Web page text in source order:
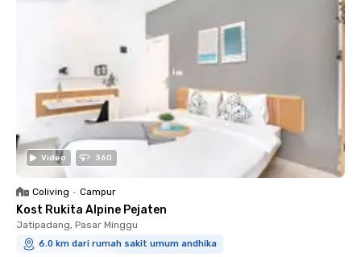
Video 360
Coliving • Campur
Kost Rukita Alpine Pejaten
Jatipadang, Pasar Minggu
6.0 km dari rumah sakit umum andhika